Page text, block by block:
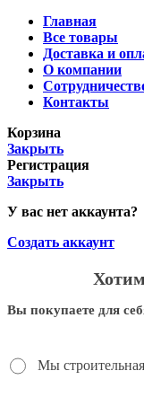
Главная
Все товары
Доставка и
О компании
Контакты
Корзина
Закрыть
Регистрация
Закрыть
У вас нет аккаунта?
Создать аккаунт
Вы покупаете для
Мы